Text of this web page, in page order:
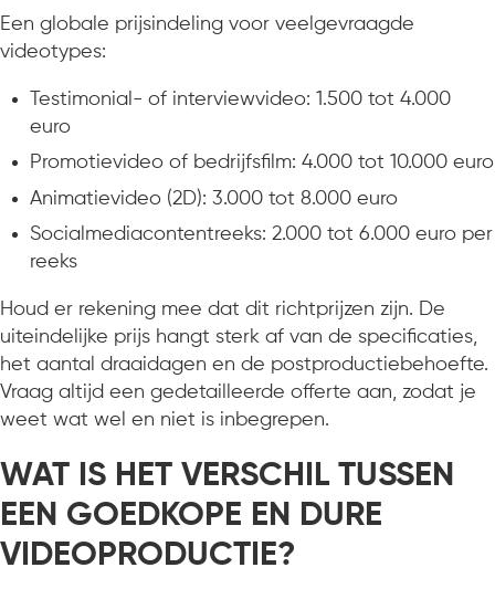
Een globale prijsindeling voor veelgevraagde
videotypes:
Testimonial- of interviewvideo: 1.500 tot 4.000
euro
Promotievideo of bedrijfsfilm: 4.000 tot 10.000 euro
Animatievideo (2D): 3.000 tot 8.000 euro
Socialmediacontentreeks: 2.000 tot 6.000 euro per
reeks
Houd er rekening mee dat dit richtprijzen zijn. De
uiteindelijke prijs hangt sterk af van de specificaties,
het aantal draaidagen en de postproductiebehoefte.
Vraag altijd een gedetailleerde offerte aan, zodat je
weet wat wel en niet is inbegrepen.
WAT IS HET VERSCHIL TUSSEN
EEN GOEDKOPE EN DURE
VIDEOPRODUCTIE?